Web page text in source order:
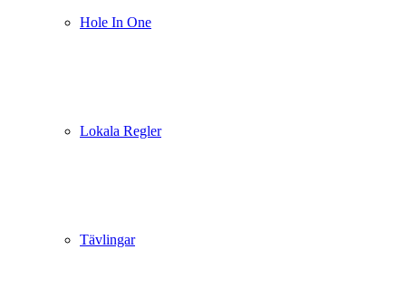
Hole In One
Lokala Regler
Tävlingar